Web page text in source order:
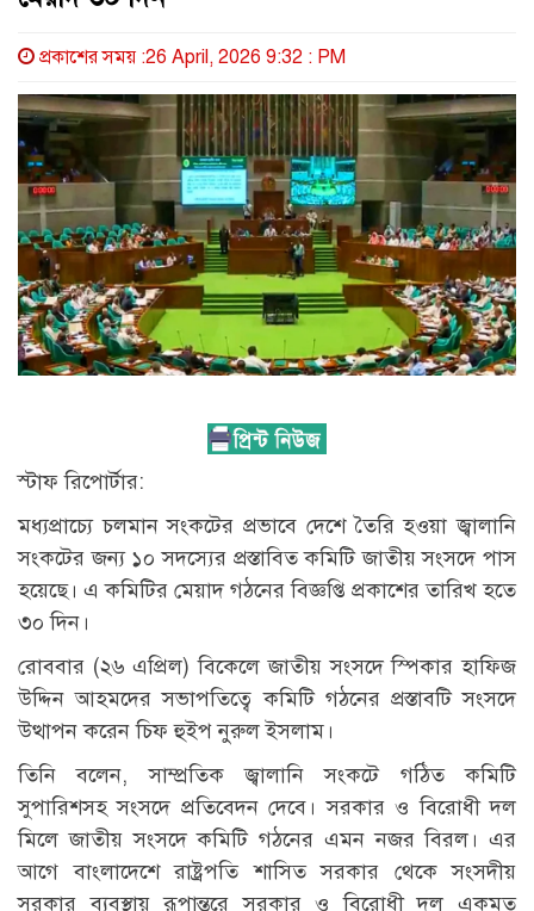
প্রকাশের সময় :26 April, 2026 9:32 : PM
স্টাফ রিপোর্টার:
মধ্যপ্রাচ্যে চলমান সংকটের প্রভাবে দেশে তৈরি হওয়া জ্বালানি
সংকটের জন্য ১০ সদস্যের প্রস্তাবিত কমিটি জাতীয় সংসদে পাস
হয়েছে। এ কমিটির মেয়াদ গঠনের বিজ্ঞপ্তি প্রকাশের তারিখ হতে
৩০ দিন।
রোববার (২৬ এপ্রিল) বিকেলে জাতীয় সংসদে স্পিকার হাফিজ
উদ্দিন আহমদের সভাপতিত্বে কমিটি গঠনের প্রস্তাবটি সংসদে
উত্থাপন করেন চিফ হুইপ নুরুল ইসলাম।
তিনি বলেন, সাম্প্রতিক জ্বালানি সংকটে গঠিত কমিটি
সুপারিশসহ সংসদে প্রতিবেদন দেবে। সরকার ও বিরোধী দল
মিলে জাতীয় সংসদে কমিটি গঠনের এমন নজর বিরল। এর
আগে বাংলাদেশে রাষ্ট্রপতি শাসিত সরকার থেকে সংসদীয়
সরকার ব্যবস্থায় রূপান্তরে সরকার ও বিরোধী দল একমত